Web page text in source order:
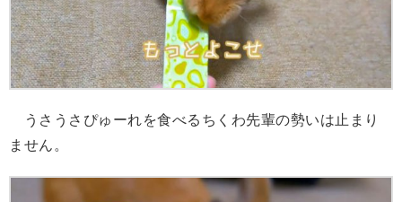
うさうさぴゅーれを食べるちくわ先輩の勢いは止まり
ません。